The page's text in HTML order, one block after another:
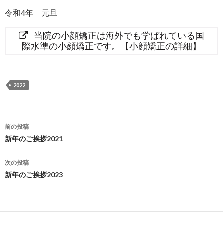
令和4年 元旦
当院の小顔矯正は海外でも学ばれている国
際水準の小顔矯正です。【小顔矯正の詳細】
2022
投
稿
ナ
ビ
ゲ
ー
前の投稿
新年のご挨拶2021
次の投稿
新年のご挨拶2023